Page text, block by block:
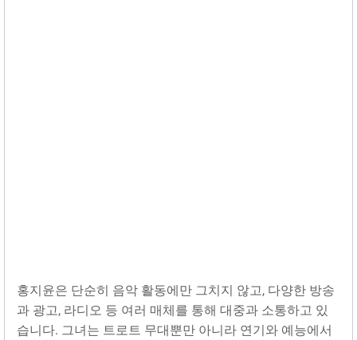
홍지윤은 단순히 음악 활동에만 그치지 않고, 다양한 방송
과 광고, 라디오 등 여러 매체를 통해 대중과 소통하고 있
습니다. 그녀는 트로트 무대뿐만 아니라 연기와 예능에서